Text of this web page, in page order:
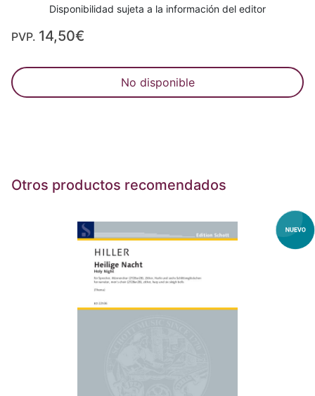
Disponibilidad sujeta a la información del editor
PVP. 14,50€
No disponible
Otros productos recomendados